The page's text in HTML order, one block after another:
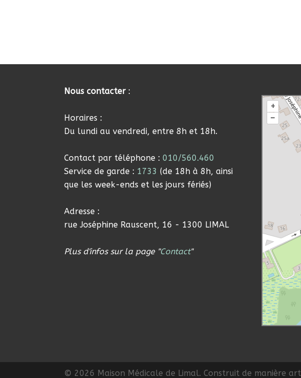
Nous contacter :
Horaires :
Du lundi au vendredi, entre 8h et 18h.
Contact par téléphone : 010/560.460
Service de garde : 1733 (de 18h à 8h, ainsi
que les week-ends et les jours fériés)
Adresse :
rue Joséphine Rauscent, 16 - 1300 LIMAL
Plus d'infos sur la page "Contact"
+
–
© 2026 Maison Médicale de Limal. Construit de manière